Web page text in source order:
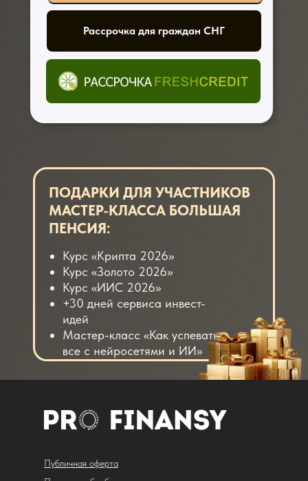
Рассрочка для граждан СНГ
ПОДАРКИ ДЛЯ УЧАСТНИКОВ
МАСТЕР-КЛАССА БОЛЬШАЯ
ПЕНСИЯ:
Курс «Крипта 2026»
Курс «Золото 2026»
Курс «ИИС 2026»
+30 дней сервиса инвест-
идей
Мастер-класс «Как успевать
все с нейросетями и ИИ»
Публичная оферта